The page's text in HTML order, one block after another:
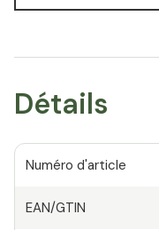
Détails
Numéro d'article
EAN/GTIN